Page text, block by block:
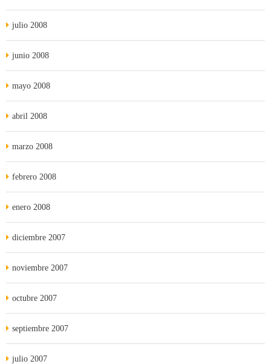
julio 2008
junio 2008
mayo 2008
abril 2008
marzo 2008
febrero 2008
enero 2008
diciembre 2007
noviembre 2007
octubre 2007
septiembre 2007
julio 2007